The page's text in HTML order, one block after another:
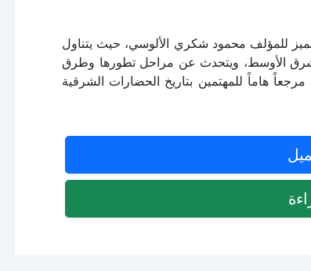
للمؤلف محمود شكري الألوسي، حيث يتناول
الأوسط، ويتحدث عن مراحل تطورها وطرق
هاماً للمهتمين بتاريخ الحضارات الشرقية